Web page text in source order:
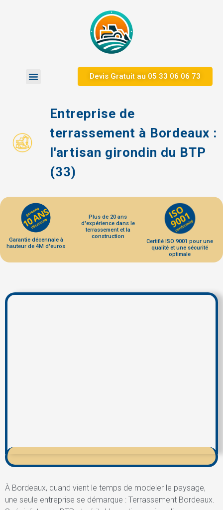
Devis Gratuit au ​05 33 06 06 73
Entreprise de
terrassement à Bordeaux :
l'artisan girondin du BTP
(33)
Garantie décennale à
hauteur de 4M d'euros
Plus de 20 ans
d'expérience dans le
terrassement et la
construction
Certifié ISO 9001 pour une
qualité et une sécurité
optimale
À Bordeaux, quand vient le temps de modeler le paysage,
une seule entreprise se démarque : Terrassement Bordeaux.